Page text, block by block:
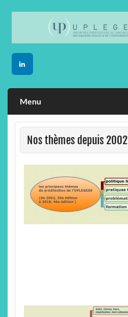
Menu
Nos thèmes depuis 2002